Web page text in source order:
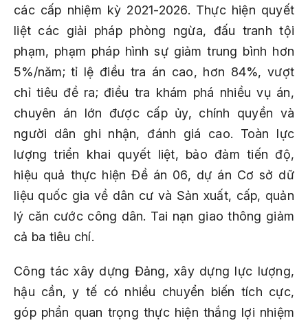
các cấp nhiệm kỳ 2021-2026. Thực hiện quyết
liệt các giải pháp phòng ngừa, đấu tranh tội
phạm, phạm pháp hình sự giảm trung bình hơn
5%/năm; tỉ lệ điều tra án cao, hơn 84%, vượt
chỉ tiêu đề ra; điều tra khám phá nhiều vụ án,
chuyên án lớn được cấp ủy, chính quyền và
người dân ghi nhận, đánh giá cao. Toàn lực
lượng triển khai quyết liệt, bảo đảm tiến độ,
hiệu quả thực hiện Đề án 06, dự án Cơ sở dữ
liệu quốc gia về dân cư và Sản xuất, cấp, quản
lý căn cước công dân. Tai nạn giao thông giảm
cả ba tiêu chí.
Công tác xây dựng Đảng, xây dựng lực lượng,
hậu cần, y tế có nhiều chuyển biến tích cực,
góp phần quan trọng thực hiện thắng lợi nhiệm